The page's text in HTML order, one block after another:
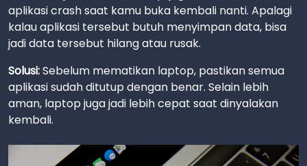
aplikasi crash saat kamu buka kembali nanti. Apalagi
kalau aplikasi tersebut butuh menyimpan data, bisa
jadi data tersebut hilang atau rusak.
Solusi:Sebelum mematikan laptop, pastikan semua
aplikasi sudah ditutup dengan benar. Selain lebih
aman, laptop juga jadi lebih cepat saat dinyalakan
kembali.